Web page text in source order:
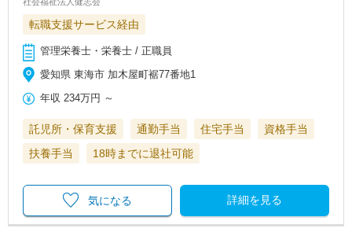
転職支援サービス経由
管理栄養士・栄養士 / 正職員
愛知県 東海市 加木屋町裾77番地1
年収 234万円 ～
託児所・保育支援 通勤手当 住宅手当
資格手当
扶養手当
18時までに退社可能
詳細を見る
気になる